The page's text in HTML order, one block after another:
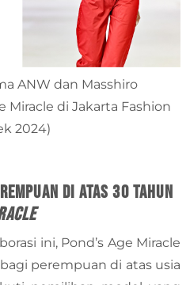
ANW dan Masshiro
Miracle di Jakarta Fashion
2024)
di Atas 30 Tahun
ini, Pond’s Age Miracle
perempuan di atas usia